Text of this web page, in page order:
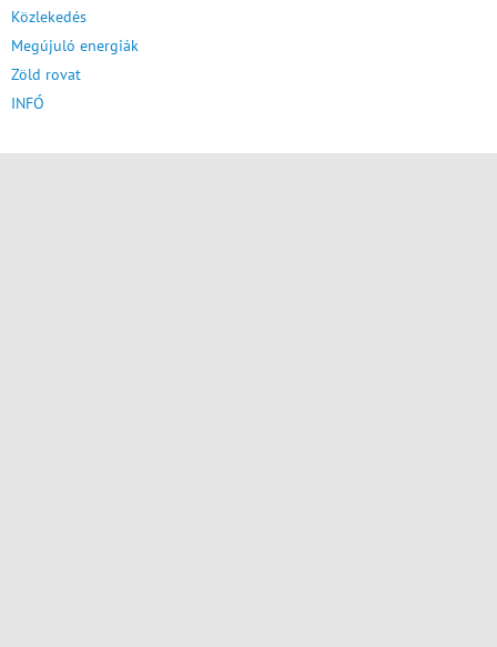
Közlekedés
Megújuló energiák
Zöld rovat
INFÓ